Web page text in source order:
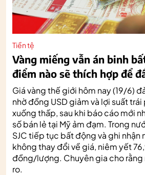
Tiền tệ
Vàng miếng vẫn án binh
điểm nào sẽ thích hợp để
Giá vàng thế giới hôm nay (19/6)
nhờ đồng USD giảm và lợi suất
xuống thấp, sau khi báo cáo mới
số bán lẻ tại Mỹ ảm đạm. Trong
SJC tiếp tục bất động và ghi nhận
không thay đổi về giá, niêm yết
đồng/lượng. Chuyên gia cho rằng
ro.